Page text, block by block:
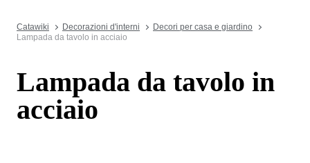
Catawiki Decorazioni d'interni
Decori per casa e giardino
Lampada da tavolo in acciaio
Lampada da tavolo in
acciaio